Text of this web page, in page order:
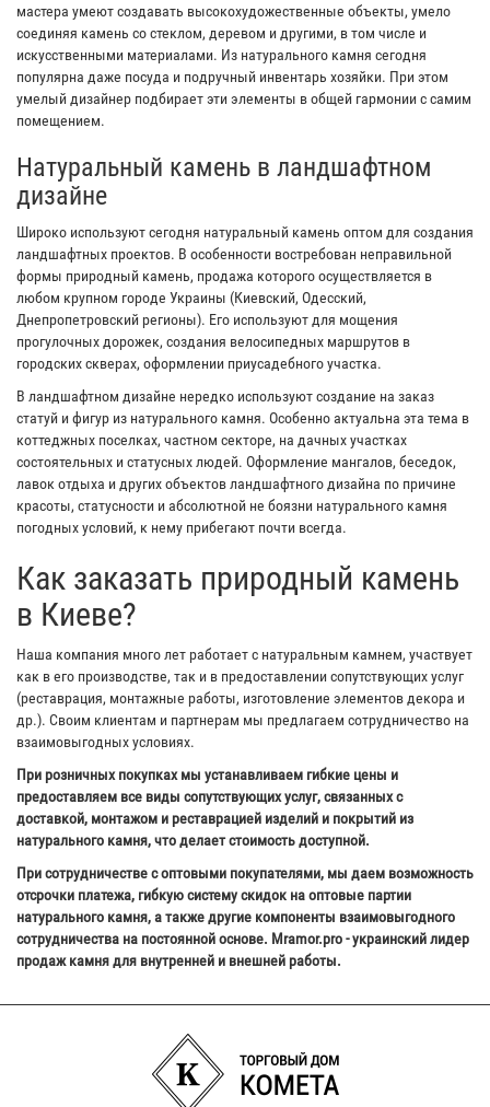
мастера умеют создавать высокохудожественные объекты, умело
соединяя камень со стеклом, деревом и другими, в том числе и
искусственными материалами. Из натурального камня сегодня
популярна даже посуда и подручный инвентарь хозяйки. При этом
умелый дизайнер подбирает эти элементы в общей гармонии с самим
помещением.
Натуральный камень в ландшафтном
дизайне
Широко используют сегодня натуральный камень оптом для создания
ландшафтных проектов. В особенности востребован неправильной
формы природный камень, продажа которого осуществляется в
любом крупном городе Украины (Киевский, Одесский,
Днепропетровский регионы). Его используют для мощения
прогулочных дорожек, создания велосипедных маршрутов в
городских скверах, оформлении приусадебного участка.
В ландшафтном дизайне нередко используют создание на заказ
статуй и фигур из натурального камня. Особенно актуальна эта тема в
коттеджных поселках, частном секторе, на дачных участках
состоятельных и статусных людей. Оформление мангалов, беседок,
лавок отдыха и других объектов ландшафтного дизайна по причине
красоты, статусности и абсолютной не боязни натурального камня
погодных условий, к нему прибегают почти всегда.
Как заказать природный камень
в Киеве?
Наша компания много лет работает с натуральным камнем, участвует
как в его производстве, так и в предоставлении сопутствующих услуг
(реставрация, монтажные работы, изготовление элементов декора и
др.). Своим клиентам и партнерам мы предлагаем сотрудничество на
взаимовыгодных условиях.
При розничных покупках мы устанавливаем гибкие цены и
предоставляем все виды сопутствующих услуг, связанных с
доставкой, монтажом и реставрацией изделий и покрытий из
натурального камня, что делает стоимость доступной.
При сотрудничестве с оптовыми покупателями, мы даем возможность
отсрочки платежа, гибкую систему скидок на оптовые партии
натурального камня, а также другие компоненты взаимовыгодного
сотрудничества на постоянной основе. Mramor.pro - украинский лидер
продаж камня для внутренней и внешней работы.